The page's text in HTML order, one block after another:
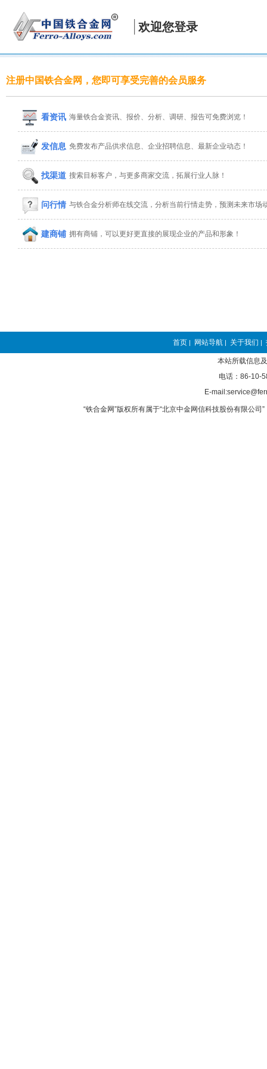
欢迎您登录
注册中国铁合金网，您即可享受完善的会员服务
看资讯 海量铁合金资讯、报价、分析、调研、报告可免费浏览！
发信息 免费发布产品供求信息、企业招聘信息、最新企业动态！
找渠道 搜索目标客户，与更多商家交流，拓展行业人脉！
问行情 与铁合金分析师在线交流，分析当前行情走势，预测未来市场
建商铺 拥有商铺，可以更好更直接的展现企业的产品和形象！
首页 | 网站导航 | 关于我们 |
本站所载信息
电话：86-10-
E-
“铁合金网”版权所有属于“北京中金网信科技股份有限公司